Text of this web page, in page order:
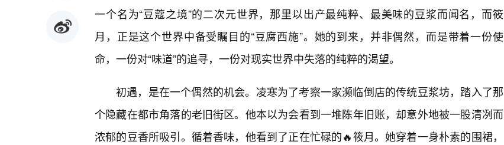
一个名为“豆蔻之境”的二次元世界，那里以出产最纯粹、最美味的豆浆而闻名，而筱
月，正是这个世界中备受瞩目的“豆腐西施”。她的到来，并非偶然，而是带着一份使
命，一份对“味道”的追寻，一份对现实世界中失落的纯粹的渴望。
初遇，是在一个偶然的机会。凌寒为了考察一家濒临倒店的传统豆浆坊，踏入了那
个隐藏在都市角落的老旧街区。他本以为会看到一堆陈年旧账，却意外地被一股清冽而
浓郁的豆香所吸引。循着香味，他看到了正在忙碌的🔥筱月。她穿着一身朴素的围裙，